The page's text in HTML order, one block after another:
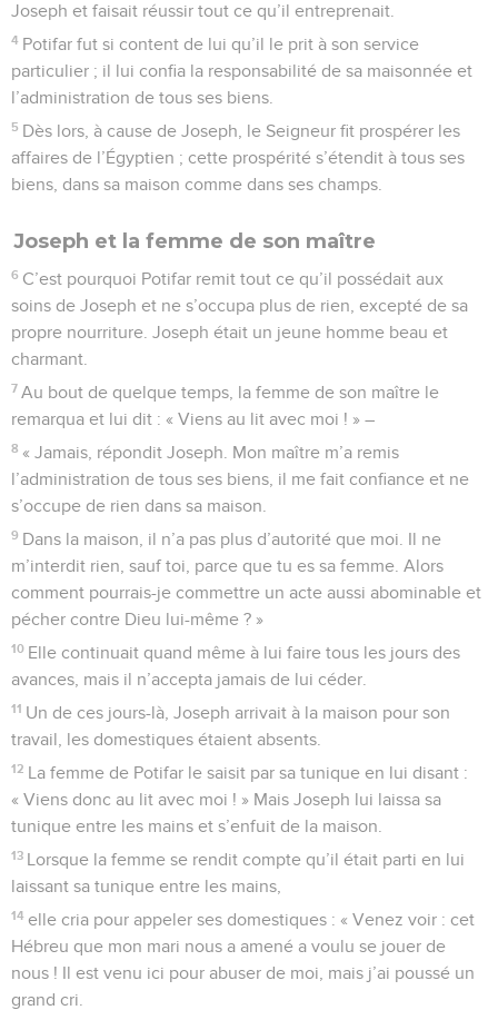
Joseph et faisait réussir tout ce qu’il entreprenait.
4 Potifar fut si content de lui qu’il le prit à son service
particulier ; il lui confia la responsabilité de sa maisonnée et
l’administration de tous ses biens.
5 Dès lors, à cause de Joseph, le Seigneur fit prospérer les
affaires de l’Égyptien ; cette prospérité s’étendit à tous ses
biens, dans sa maison comme dans ses champs.
Joseph et la femme de son maître
6 C’est pourquoi Potifar remit tout ce qu’il possédait aux
soins de Joseph et ne s’occupa plus de rien, excepté de sa
propre nourriture. Joseph était un jeune homme beau et
charmant.
7 Au bout de quelque temps, la femme de son maître le
remarqua et lui dit : « Viens au lit avec moi ! » –
8 « Jamais, répondit Joseph. Mon maître m’a remis
l’administration de tous ses biens, il me fait confiance et ne
s’occupe de rien dans sa maison.
9 Dans la maison, il n’a pas plus d’autorité que moi. Il ne
m’interdit rien, sauf toi, parce que tu es sa femme. Alors
comment pourrais-je commettre un acte aussi abominable et
pécher contre Dieu lui-même ? »
10 Elle continuait quand même à lui faire tous les jours des
avances, mais il n’accepta jamais de lui céder.
11 Un de ces jours-là, Joseph arrivait à la maison pour son
travail, les domestiques étaient absents.
12 La femme de Potifar le saisit par sa tunique en lui disant :
« Viens donc au lit avec moi ! » Mais Joseph lui laissa sa
tunique entre les mains et s’enfuit de la maison.
13 Lorsque la femme se rendit compte qu’il était parti en lui
laissant sa tunique entre les mains,
14 elle cria pour appeler ses domestiques : « Venez voir : cet
Hébreu que mon mari nous a amené a voulu se jouer de
nous ! Il est venu ici pour abuser de moi, mais j’ai poussé un
grand cri.